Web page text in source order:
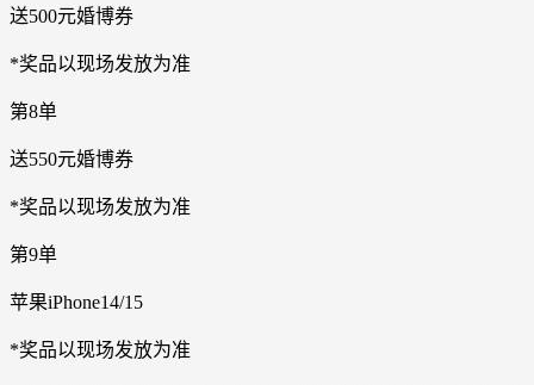
送500元婚博券
*奖品以现场发放为准
第8单
送550元婚博券
*奖品以现场发放为准
第9单
苹果iPhone14/15
*奖品以现场发放为准